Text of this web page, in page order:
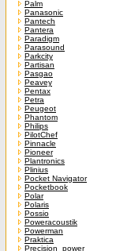
Palm
Panasonic
Pantech
Pantera
Paradigm
Parasound
Parkcity
Partisan
Pasgao
Peavey
Pentax
Petra
Peugeot
Phantom
Philips
PilotChef
Pinnacle
Pioneer
Plantronics
Plinius
Pocket Navigator
Pocketbook
Polar
Polaris
Possio
Poweracoustik
Powerman
Praktica
Precision_power